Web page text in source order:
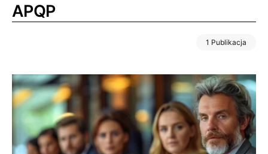
APQP
1 Publikacja